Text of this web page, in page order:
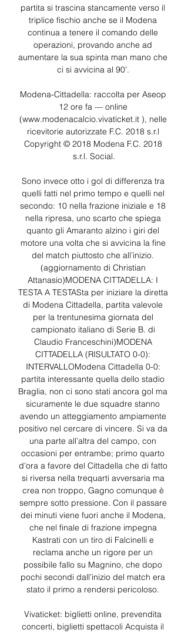
partita si trascina stancamente verso il
triplice fischio anche se il Modena
continua a tenere il comando delle
operazioni, provando anche ad
aumentare la sua spinta man mano che
ci si avvicina al 90’.
Modena-Cittadella: raccolta per Aseop
12 ore fa — online
(www.modenacalcio.vivaticket.it ), nelle
ricevitorie autorizzate F.C. 2018 s.r.l
Copyright © 2018 Modena F.C. 2018
s.r.l. Social.
Sono invece otto i gol di differenza tra
quelli fatti nel primo tempo e quelli nel
secondo: 10 nella frazione iniziale e 18
nella ripresa, uno scarto che spiega
quanto gli Amaranto alzino i giri del
motore una volta che si avvicina la fine
del match piuttosto che all’inizio.
(aggiornamento di Christian
Attanasio)MODENA CITTADELLA: I
TESTA A TESTASta per iniziare la diretta
di Modena Cittadella, partita valevole
per la trentunesima giornata del
campionato italiano di Serie B. di
Claudio Franceschini)MODENA
CITTADELLA (RISULTATO 0-0):
INTERVALLOModena Cittadella 0-0:
partita interessante quella dello stadio
Braglia, non ci sono stati ancora gol ma
sicuramente le due squadre stanno
avendo un atteggiamento ampiamente
positivo nel cercare di vincere. Si va da
una parte all’altra del campo, con
occasioni per entrambe; primo quarto
d’ora a favore del Cittadella che di fatto
si riversa nella trequarti avversaria ma
crea non troppo, Gagno comunque è
sempre sotto pressione. Con il passare
dei minuti viene fuori anche il Modena,
che nel finale di frazione impegna
Kastrati con un tiro di Falcinelli e
reclama anche un rigore per un
possibile fallo su Magnino, che dopo
pochi secondi dall’inizio del match era
stato il primo a rendersi pericoloso.
Vivaticket: biglietti online, prevendita
concerti, biglietti spettacoli Acquista il